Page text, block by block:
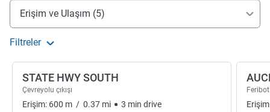
Erişim ve ulaşım
Erişim ve Ulaşım (5)
Filtreler
STATE HWY SOUTH
Çevreyolu çıkışı
Erişim: 600 m / 0.37 mi 3 min drive
Feribot